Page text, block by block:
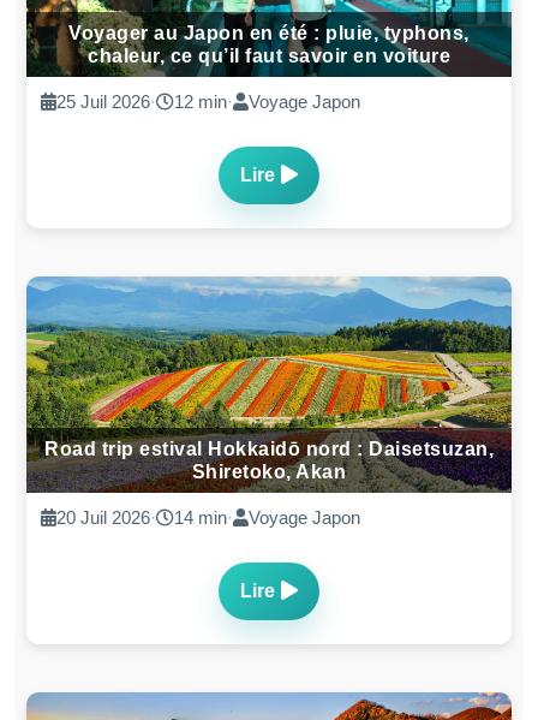
Voyager au Japon en été : pluie, typhons,
chaleur, ce qu’il faut savoir en voiture
25 Juil 2026· 12 min· Voyage Japon
Lire
Road trip estival Hokkaidō nord : Daisetsuzan,
Shiretoko, Akan
20 Juil 2026· 14 min· Voyage Japon
Lire